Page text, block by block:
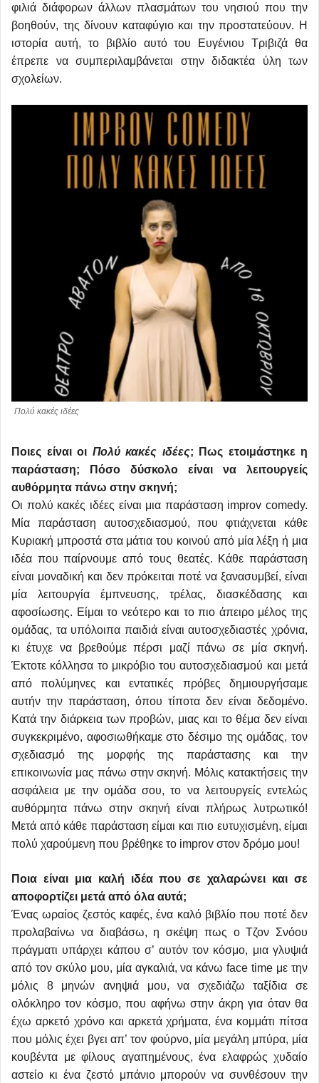
φιλιά διάφορων άλλων πλασμάτων του νησιού που την
βοηθούν, της δίνουν καταφύγιο και την προστατεύουν. Η
ιστορία αυτή, το βιβλίο αυτό του Ευγένιου Τριβιζά θα
έπρεπε να συμπεριλαμβάνεται στην διδακτέα ύλη των
σχολείων.
Πολύ κακές ιδέες
Ποιες είναι οι Πολύ κακές ιδέες; Πως ετοιμάστηκε η
παράσταση; Πόσο δύσκολο είναι να λειτουργείς
αυθόρμητα πάνω στην σκηνή;
Οι πολύ κακές ιδέες είναι μια παράσταση improv comedy.
Μία παράσταση αυτοσχεδιασμού, που φτιάχνεται κάθε
Κυριακή μπροστά στα μάτια του κοινού από μία λέξη ή μια
ιδέα που παίρνουμε από τους θεατές. Κάθε παράσταση
είναι μοναδική και δεν πρόκειται ποτέ να ξανασυμβεί, είναι
μία λειτουργία έμπνευσης, τρέλας, διασκέδασης και
αφοσίωσης. Είμαι το νεότερο και το πιο άπειρο μέλος της
ομάδας, τα υπόλοιπα παιδιά είναι αυτοσχεδιαστές χρόνια,
κι έτυχε να βρεθούμε πέρσι μαζί πάνω σε μία σκηνή.
Έκτοτε κόλλησα το μικρόβιο του αυτοσχεδιασμού και μετά
από πολύμηνες και εντατικές πρόβες δημιουργήσαμε
αυτήν την παράσταση, όπου τίποτα δεν είναι δεδομένο.
Κατά την διάρκεια των προβών, μιας και το θέμα δεν είναι
συγκεκριμένο, αφοσιωθήκαμε στο δέσιμο της ομάδας, τον
σχεδιασμό της μορφής της παράστασης και την
επικοινωνία μας πάνω στην σκηνή. Μόλις κατακτήσεις την
ασφάλεια με την ομάδα σου, το να λειτουργείς εντελώς
αυθόρμητα πάνω στην σκηνή είναι πλήρως λυτρωτικό!
Μετά από κάθε παράσταση είμαι και πιο ευτυχισμένη, είμαι
πολύ χαρούμενη που βρέθηκε το improv στον δρόμο μου!
Ποια είναι μια καλή ιδέα που σε χαλαρώνει και σε
αποφορτίζει μετά από όλα αυτά;
Ένας ωραίος ζεστός καφές, ένα καλό βιβλίο που ποτέ δεν
προλαβαίνω να διαβάσω, η σκέψη πως ο Τζον Σνόου
πράγματι υπάρχει κάπου σ’ αυτόν τον κόσμο, μια γλυψιά
από τον σκύλο μου, μία αγκαλιά, να κάνω face time με την
μόλις 8 μηνών ανηψιά μου, να σχεδιάζω ταξίδια σε
ολόκληρο τον κόσμο, που αφήνω στην άκρη για όταν θα
έχω αρκετό χρόνο και αρκετά χρήματα, ένα κομμάτι πίτσα
που μόλις έχει βγει απ’ τον φούρνο, μία μεγάλη μπύρα, μία
κουβέντα με φίλους αγαπημένους, ένα ελαφρώς χυδαίο
αστείο κι ένα ζεστό μπάνιο μπορούν να συνθέσουν την